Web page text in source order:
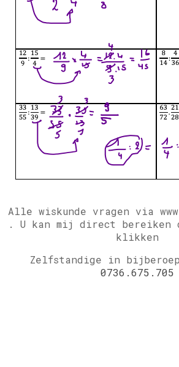
Alle wiskunde vragen via
. U kan mij direct bereiken
klikken
Zelfstandige in bijberoep
0736.675.705